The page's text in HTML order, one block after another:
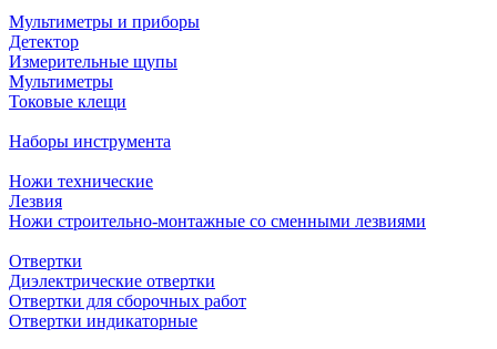
Мультиметры и приборы
Детектор
Измерительные щупы
Мультиметры
Токовые клещи
Наборы инструмента
Ножи технические
Лезвия
Ножи строительно-монтажные со сменными лезвиями
Отвертки
Диэлектрические отвертки
Отвертки для сборочных работ
Отвертки индикаторные